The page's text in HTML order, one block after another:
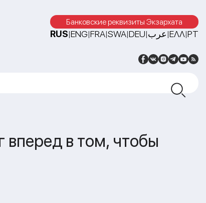
Банковские реквизиты Экзархата
RUS|ENG|FRA|SWA|DEU|عرب|ΕΛΛ|PT
в том, чтобы